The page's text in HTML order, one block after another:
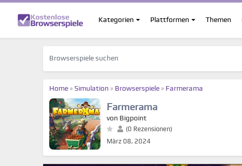
Kategorien Plattformen Themen
Home » Simulation » Browserspiele » Farmerama
Farmerama
von Bigpoint
(0 Rezensionen)
März 08, 2024